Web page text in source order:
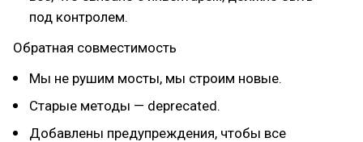
под контролем.
Обратная совместимость
Мы не рушим мосты, мы строим новые.
Старые методы — deprecated.
Добавлены предупреждения, чтобы все